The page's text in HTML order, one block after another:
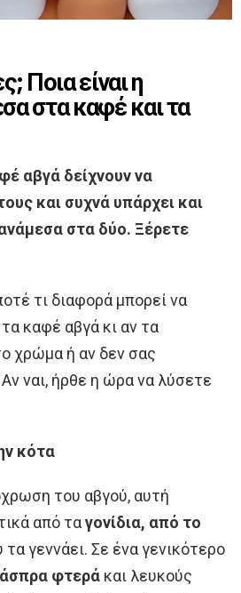
Ποια είναι η
στα καφέ και τα
αβγά δείχνουν να
και συχνά υπάρχει και
στα δύο. Ξέρετε
τι διαφορά μπορεί να
καφέ αβγά κι αν τα
χρώμα ή αν δεν σας
ναι, ήρθε η ώρα να λύσετε
κότα
του αβγού, αυτή
από ταγονίδια, από το
τα γεννάει. Σε ένα γενικότερο
άσπρα φτερά και λευκούς